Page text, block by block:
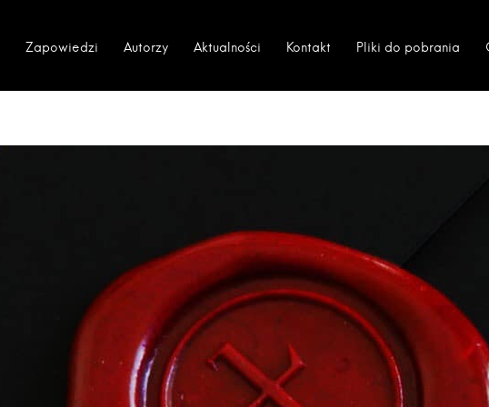
Zapowiedzi Autorzy Aktualności Kontakt Pliki do pobrania